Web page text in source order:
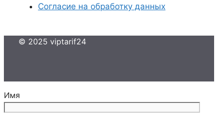
Согласие на обработку данных
© 2025 viptarif24
Имя